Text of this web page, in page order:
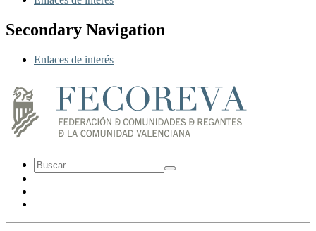
Secondary Navigation
Enlaces de interés